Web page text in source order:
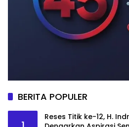
BERITA POPULER
Reses Titik ke-12, H.